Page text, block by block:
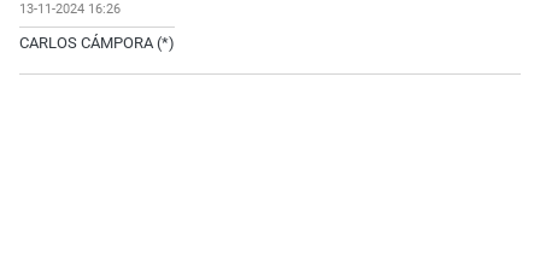
13-11-2024 16:26
CARLOS CÁMPORA (*)